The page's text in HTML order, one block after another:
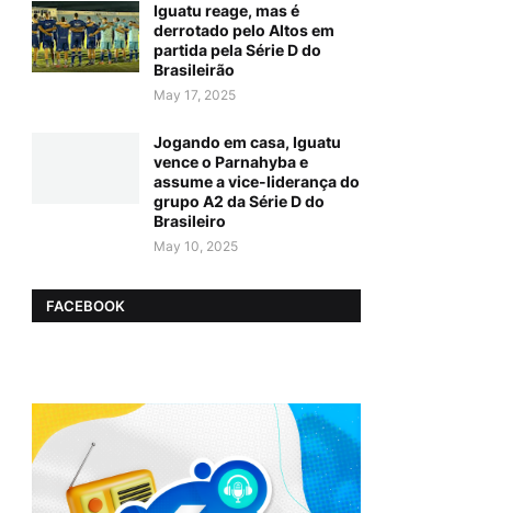
Iguatu reage, mas é
derrotado pelo Altos em
partida pela Série D do
Brasileirão
May 17, 2025
Jogando em casa, Iguatu
vence o Parnahyba e
assume a vice-liderança do
grupo A2 da Série D do
Brasileiro
May 10, 2025
FACEBOOK